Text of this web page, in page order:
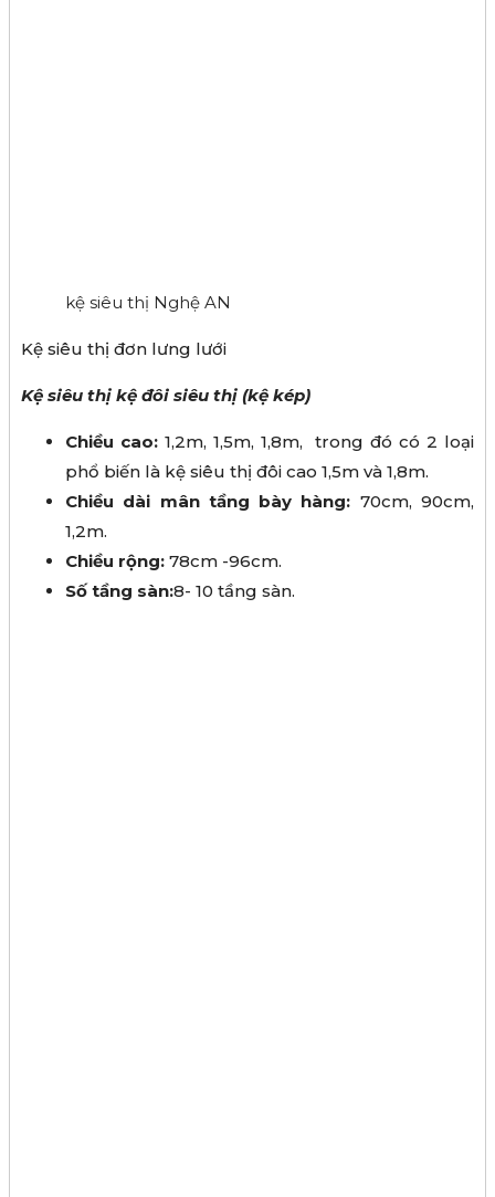
kệ siêu thị Nghệ AN
Kệ siêu thị đơn lưng lưới
Kệ siêu thị kệ đôi siêu thị (kệ kép)
Chiều cao: 1,2m, 1,5m, 1,8m, trong đó có 2 loại
phổ biến là kệ siêu thị đôi cao 1,5m và 1,8m.
Chiều dài mân tầng bày hàng: 70cm, 90cm,
1,2m.
Chiều rộng: 78cm -96cm.
Số tầng sàn:8- 10 tầng sàn.